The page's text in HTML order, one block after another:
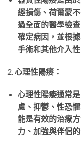
經損傷、荷爾蒙
過全面的醫學檢
確定病因，並根
手術和其他介入
2.心理性陽痿：
心理性陽痿通常
慮、抑鬱、性恐
能是有效的治療
力、加強與伴侶